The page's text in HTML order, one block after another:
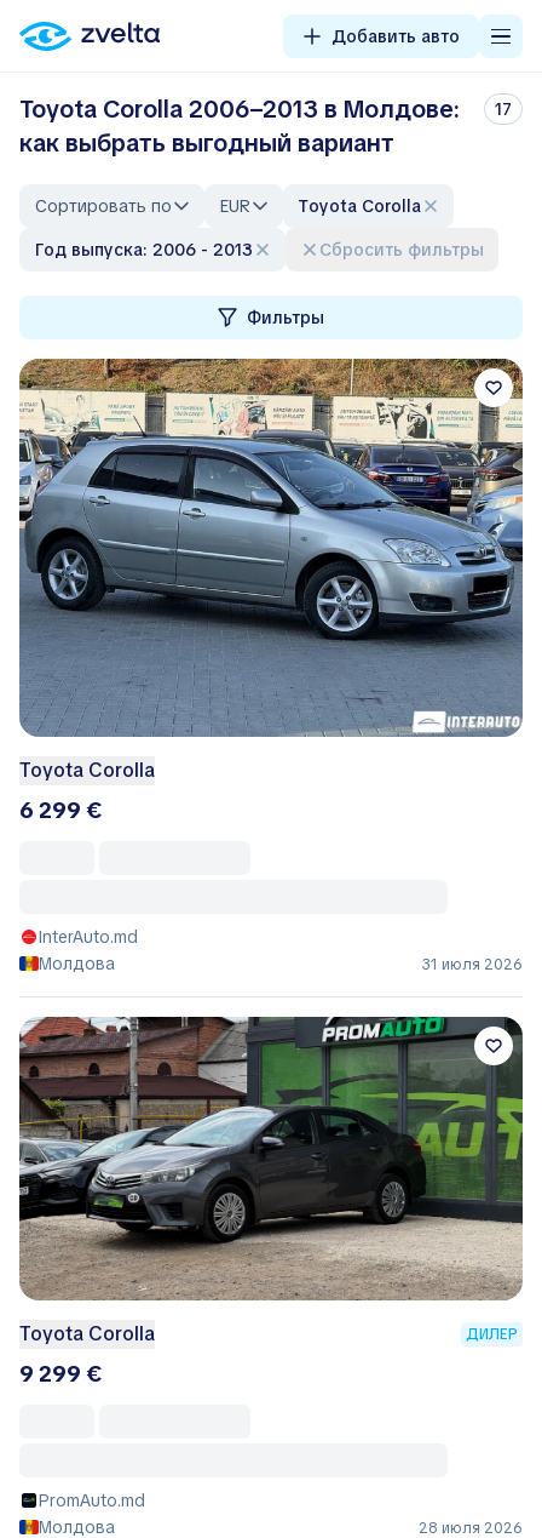
Добавить авто
Toyota Corolla 2006–2013 в Молдове:
как выбрать выгодный вариант
17
Сортировать по EUR
Toyota Corolla
Год выпуска: 2006 - 2013
Сбросить фильтры
Фильтры
Toyota Corolla
6 299 €
InterAuto.md
Молдова
31 июля 2026
Toyota Corolla ДИЛЕР
9 299 €
PromAuto.md
Молдова
28 июля 2026